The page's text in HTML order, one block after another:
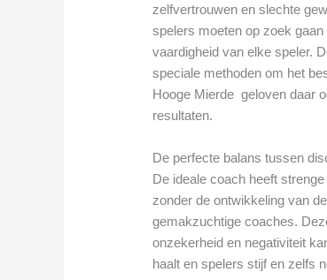
zelfvertrouwen en slechte
spelers moeten op zoek
vaardigheid van elke speler.
speciale methoden om het
Hooge Mierde geloven daar
resultaten.
De perfecte balans tussen
De ideale coach heeft
zonder de ontwikkeling van
gemakzuchtige coaches.
onzekerheid en negativiteit
haalt en spelers stijf en zelfs